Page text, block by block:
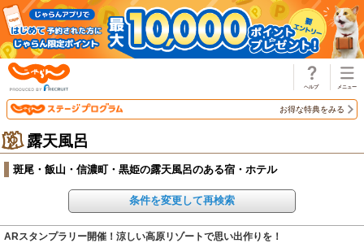
お得な特典をみる
露天風呂
斑尾・飯山・信濃町・黒姫の露天風呂のある宿・ホテル
条件を変更して再検索
ARスタンプラリー開催！涼しい高原リゾートで思い出作りを！